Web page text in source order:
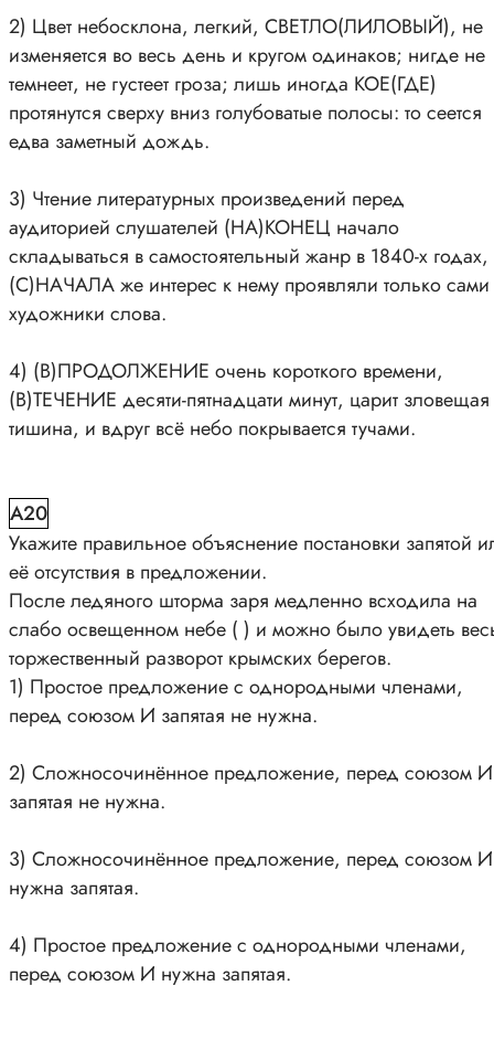
2) Цвет небосклона, легкий, СВЕТЛО(ЛИЛОВЫЙ), не
изменяется во весь день и кругом одинаков; нигде не
темнеет, не густеет гроза; лишь иногда КОЕ(ГДЕ)
протянутся сверху вниз голубоватые полосы: то сеется
едва заметный дождь.
3) Чтение литературных произведений перед
аудиторией слушателей (НА)КОНЕЦ начало
складываться в самостоятельный жанр в 1840-х годах,
(С)НАЧАЛА же интерес к нему проявляли только сами
художники слова.
4) (В)ПРОДОЛЖЕНИЕ очень короткого времени,
(В)ТЕЧЕНИЕ десяти-пятнадцати минут, царит зловещая
тишина, и вдруг всё небо покрывается тучами.
A20
Укажите правильное объяснение постановки запятой
её отсутствия в предложении.
После ледяного шторма заря медленно всходила на
слабо освещенном небе ( ) и можно было увидеть
торжественный разворот крымских берегов.
1) Простое предложение с однородными членами,
перед союзом И запятая не нужна.
2) Сложносочинённое предложение, перед союзом И
запятая не нужна.
3) Сложносочинённое предложение, перед союзом И
нужна запятая.
4) Простое предложение с однородными членами,
перед союзом И нужна запятая.